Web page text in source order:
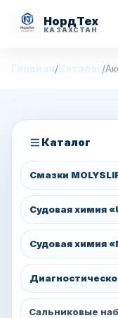
НордТех
КАЗАХСТАН
Главная/Каталог/
Каталог
Смазки
Судовая химия
Судовая химия
Сальниковые